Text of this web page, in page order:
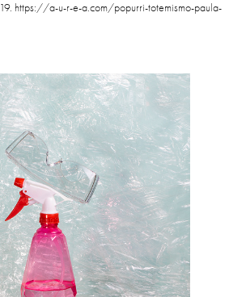
19. https://a-u-r-e-a.com/popurri-totemismo-paula-